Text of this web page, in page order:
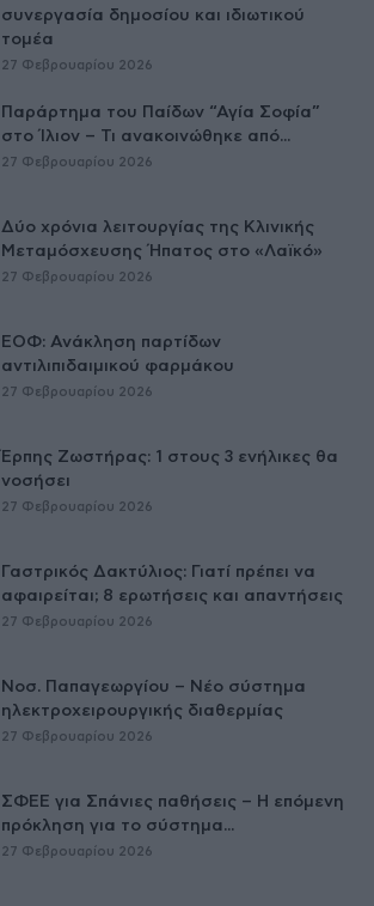
συνεργασία δημοσίου και ιδιωτικού
τομέα
27 Φεβρουαρίου 2026
Παράρτημα του Παίδων “Αγία Σοφία”
στο Ίλιον – Τι ανακοινώθηκε από...
27 Φεβρουαρίου 2026
Δύο χρόνια λειτουργίας της Κλινικής
Μεταμόσχευσης Ήπατος στο «Λαϊκό»
27 Φεβρουαρίου 2026
ΕΟΦ: Ανάκληση παρτίδων
αντιλιπιδαιμικού φαρμάκου
27 Φεβρουαρίου 2026
Έρπης Ζωστήρας: 1 στους 3 ενήλικες θα
νοσήσει
27 Φεβρουαρίου 2026
Γαστρικός Δακτύλιος: Γιατί πρέπει να
αφαιρείται; 8 ερωτήσεις και απαντήσεις
27 Φεβρουαρίου 2026
Νοσ. Παπαγεωργίου – Νέο σύστημα
ηλεκτροχειρουργικής διαθερμίας
27 Φεβρουαρίου 2026
ΣΦΕΕ για Σπάνιες παθήσεις – Η επόμενη
πρόκληση για το σύστημα...
27 Φεβρουαρίου 2026